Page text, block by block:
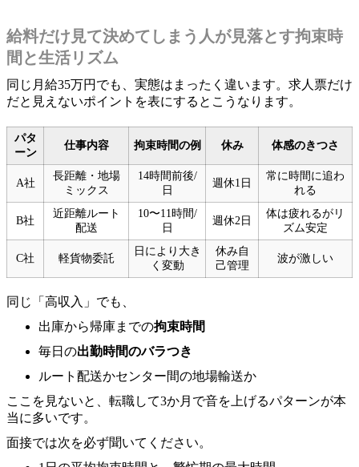
給料だけ見て決めてしまう人が見落とす拘束時
間と生活リズム
同じ月給35万円でも、実態はまったく違います。求人票だけ
だと見えないポイントを表にするとこうなります。
パタ
ーン
仕事内容 拘束時間の例 休み 体感のきつさ
A社
長距離・地場
ミックス
14時間前後/
日
週休1日
常に時間に追わ
れる
B社
近距離ルート
配送
10〜11時間/
日
週休2日
体は疲れるがリ
ズム安定
C社 軽貨物委託
日により大き
く変動
休み自
己管理
波が激しい
同じ「高収入」でも、
出庫から帰庫までの拘束時間
毎日の出勤時間のバラつき
ルート配送かセンター間の地場輸送か
ここを見ないと、転職して3か月で音を上げるパターンが本
当に多いです。
面接では次を必ず聞いてください。